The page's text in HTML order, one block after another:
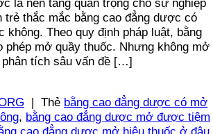
là nền tảng quan trọng cho sự nghiệp
thắc mắc bằng cao đẳng dược có
không. Theo quy định pháp luật, bằng
phép mở quầy thuốc. Nhưng không mở
phân tích sâu vấn đề […]
| Thẻ bằng cao đẳng dược có mở
, bằng cao đẳng dược mở được tiệm